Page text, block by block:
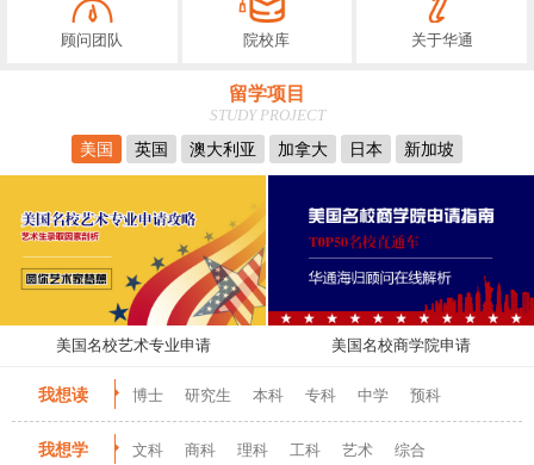
顾问团队 院校库 关于华通
留学项目
STUDY PROJECT
美国
英国 澳大利亚 加拿大 日本 新加坡
美国名校艺术专业申请 美国名校商学院申请
我想读 博士 研究生 本科 专科 中学 预科
我想学 文科 商科 理科 工科 艺术 综合